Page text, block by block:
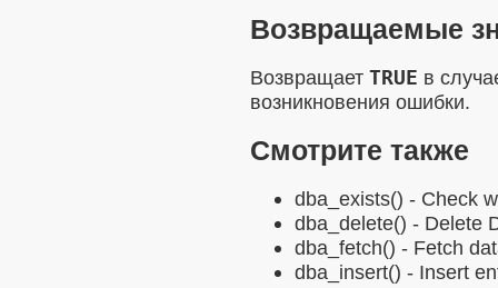
Возвращаемые
Возвращает TRUE в
возникновения ошибки.
Смотрите также
dba_exists() - Check
dba_delete() - Delete
dba_fetch() - Fetch
dba_insert() - Insert